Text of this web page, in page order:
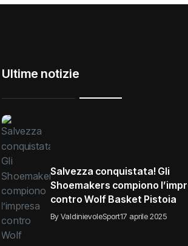
Ultime notizie
Salvezza conquistata! Gli
Shoemakers compiono
contro Wolf Basket Pistoia
By ValdinievoleSport17 aprile 2025